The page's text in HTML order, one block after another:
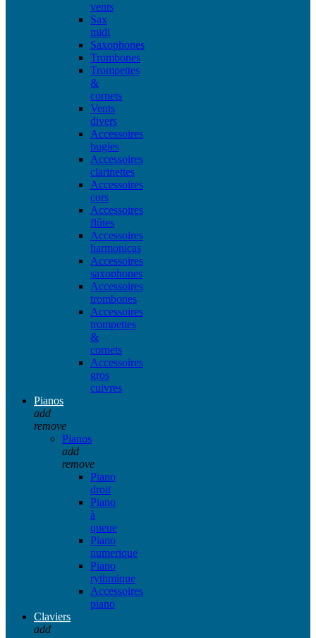
vents
Sax
midi
Saxophones
Trombones
Trompettes
&
cornets
Vents
divers
Accessoires
bugles
Accessoires
clarinettes
Accessoires
cors
Accessoires
flûtes
Accessoires
harmonicas
Accessoires
saxophones
Accessoires
trombones
Accessoires
trompettes
&
cornets
Accessoires
gros
cuivres
Pianos
add
remove
Pianos
add
remove
Piano
droit
Piano
à
queue
Piano
numerique
Piano
rythmique
Accessoires
piano
Claviers
add